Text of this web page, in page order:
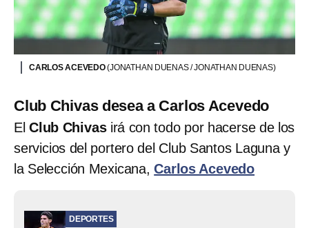
CARLOS ACEVEDO(JONATHAN DUENAS / JONATHAN DUENAS)
Club Chivas desea a Carlos Acevedo
El Club Chivas irá con todo por hacerse de los
servicios del portero del Club Santos Laguna y
la Selección Mexicana,Carlos Acevedo
DEPORTES